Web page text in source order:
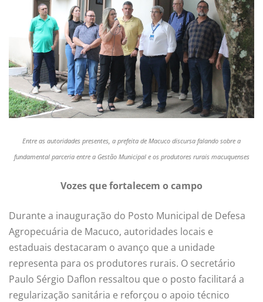
Entre as autoridades presentes, a prefeita de Macuco discursa falando sobre a
fundamental parceria entre a Gestão Municipal e os produtores rurais macuquenses
Vozes que fortalecem o campo
Durante a inauguração do Posto Municipal de Defesa
Agropecuária de Macuco, autoridades locais e
estaduais destacaram o avanço que a unidade
representa para os produtores rurais. O secretário
Paulo Sérgio Daflon ressaltou que o posto facilitará a
regularização sanitária e reforçou o apoio técnico